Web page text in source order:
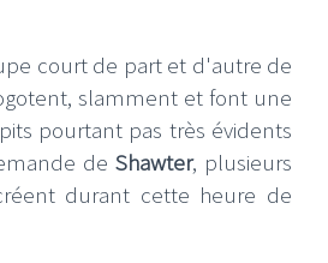
court de part et d'autre de
slamment et font une
pourtant pas très évidents
de Shawter, plusieurs
durant cette heure de